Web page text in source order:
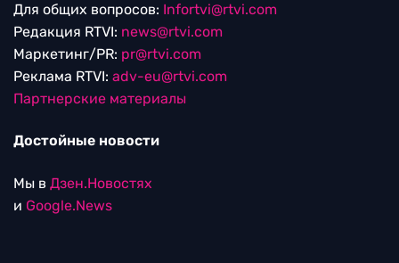
Для общих вопросов: Infortvi@rtvi.com
Редакция RTVI: news@rtvi.com
Маркетинг/PR: pr@rtvi.com
Реклама RTVI: adv-eu@rtvi.com
Партнерские материалы
Достойные новости
Мы в Дзен.Новостях
и Google.News